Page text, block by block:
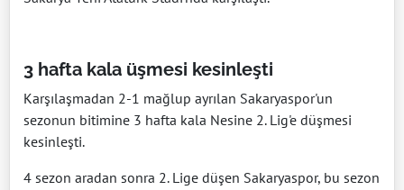
3 hafta kala üşmesi kesinleşti
Karşılaşmadan 2-1 mağlup ayrılan Sakaryaspor'un
sezonun bitimine 3 hafta kala Nesine 2. Lig'e düşmesi
kesinleşti.
4 sezon aradan sonra 2. Lige düşen Sakaryaspor, bu sezon